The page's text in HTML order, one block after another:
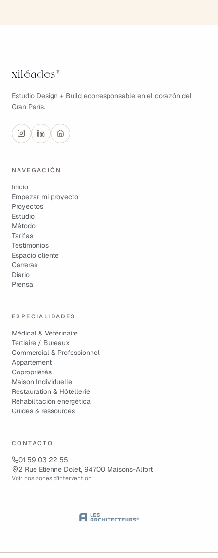
xiléades ®
Estudio Design + Build ecorresponsable en el corazón del
Gran París.
NAVEGACIÓN
Inicio
Empezar mi proyecto
Proyectos
Estudio
Método
Tarifas
Testimonios
Espacio cliente
Carreras
Diario
Prensa
ESPECIALIDADES
Médical & Vétérinaire
Tertiaire / Bureaux
Commercial & Professionnel
Appartement
Copropriétés
Maison Individuelle
Restauration & Hôtellerie
Rehabilitación energética
Guides & ressources
CONTACTO
01 59 03 22 55
2 Rue Etienne Dolet, 94700 Maisons-Alfort
Voir nos zones d'intervention